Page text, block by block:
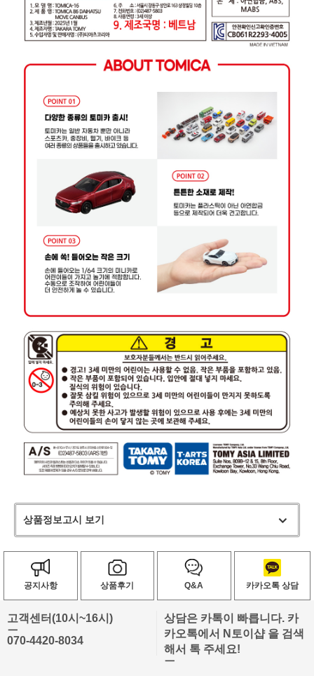
상품정보고시 보기
공지사항 상품후기 Q&A 카카오톡 상담
고객센터(10시~16시)
ㅡ
070-4420-8034
상담은 카톡이 빠릅니다. 카
카오톡에서 N토이샵 을 검색
해서 톡 주세요!
ㅡ